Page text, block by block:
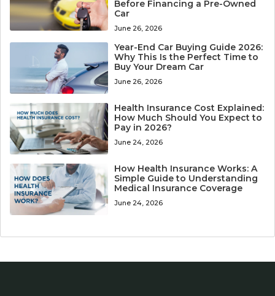
Before Financing a Pre-Owned
Car
June 26, 2026
Year-End Car Buying Guide 2026:
Why This Is the Perfect Time to
Buy Your Dream Car
June 26, 2026
Health Insurance Cost Explained:
How Much Should You Expect to
Pay in 2026?
June 24, 2026
How Health Insurance Works: A
Simple Guide to Understanding
Medical Insurance Coverage
June 24, 2026